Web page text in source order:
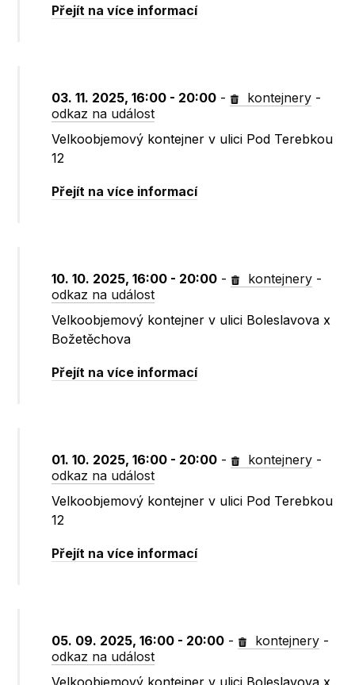
Přejít na více informací
03. 11. 2025, 16:00 - 20:00 - kontejnery -
odkaz na událost
Velkoobjemový kontejner v ulici Pod Terebkou
12
Přejít na více informací
10. 10. 2025, 16:00 - 20:00 - kontejnery -
odkaz na událost
Velkoobjemový kontejner v ulici Boleslavova x
Božetěchova
Přejít na více informací
01. 10. 2025, 16:00 - 20:00 - kontejnery -
odkaz na událost
Velkoobjemový kontejner v ulici Pod Terebkou
12
Přejít na více informací
05. 09. 2025, 16:00 - 20:00 - kontejnery -
odkaz na událost
Velkoobjemový kontejner v ulici Boleslavova x